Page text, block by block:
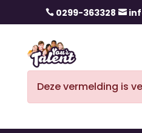
 0299-363328 
Deze vermelding is